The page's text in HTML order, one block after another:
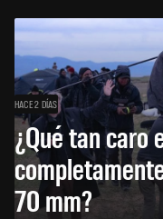
HACE 2 DÍAS
¿Qué tan caro
70 mm?